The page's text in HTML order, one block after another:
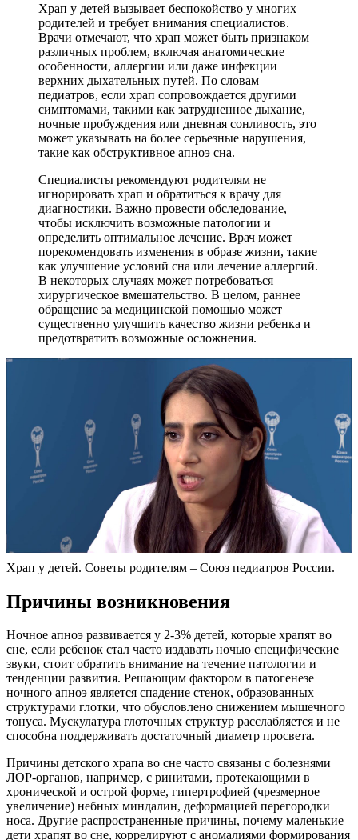
Храп у детей вызывает беспокойство у многих
родителей и требует внимания специалистов.
Врачи отмечают, что храп может быть признаком
различных проблем, включая анатомические
особенности, аллергии или даже инфекции
верхних дыхательных путей. По словам
педиатров, если храп сопровождается другими
симптомами, такими как затрудненное дыхание,
ночные пробуждения или дневная сонливость, это
может указывать на более серьезные нарушения,
такие как обструктивное апноэ сна.
Специалисты рекомендуют родителям не
игнорировать храп и обратиться к врачу для
диагностики. Важно провести обследование,
чтобы исключить возможные патологии и
определить оптимальное лечение. Врач может
порекомендовать изменения в образе жизни, такие
как улучшение условий сна или лечение аллергий.
В некоторых случаях может потребоваться
хирургическое вмешательство. В целом, раннее
обращение за медицинской помощью может
существенно улучшить качество жизни ребенка и
предотвратить возможные осложнения.
Храп у детей. Советы родителям – Союз педиатров России.
Причины возникновения
Ночное апноэ развивается у 2-3% детей, которые храпят во
сне, если ребенок стал часто издавать ночью специфические
звуки, стоит обратить внимание на течение патологии и
тенденции развития. Решающим фактором в патогенезе
ночного апноэ является спадение стенок, образованных
структурами глотки, что обусловлено снижением мышечного
тонуса. Мускулатура глоточных структур расслабляется и не
способна поддерживать достаточный диаметр просвета.
Причины детского храпа во сне часто связаны с болезнями
ЛОР-органов, например, с ринитами, протекающими в
хронической и острой форме, гипертрофией (чрезмерное
увеличение) небных миндалин, деформацией перегородки
носа. Другие распространенные причины, почему маленькие
дети храпят во сне, коррелируют с аномалиями формирования